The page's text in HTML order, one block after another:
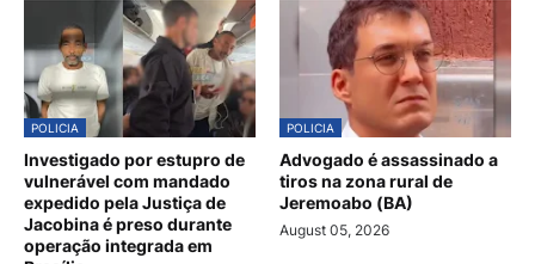
POLICIA
Investigado por estupro de
vulnerável com mandado
expedido pela Justiça de
Jacobina é preso durante
operação integrada em
POLICIA
Advogado é assassinado a
tiros na zona rural de
Jeremoabo (BA)
August 05, 2026